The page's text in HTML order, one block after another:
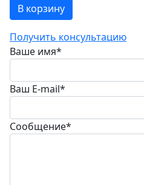
В корзину
Получить консультацию
Ваше имя*
Ваш E-mail*
Сообщение*